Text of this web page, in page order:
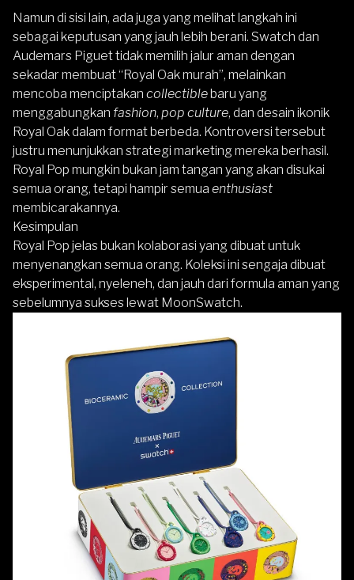
Namun di sisi lain, ada juga yang melihat langkah ini
sebagai keputusan yang jauh lebih berani. Swatch dan
Audemars Piguet tidak memilih jalur aman dengan
sekadar membuat “Royal Oak murah”, melainkan
mencoba menciptakan collectiblebaru yang
menggabungkan fashion, pop culture, dan desain ikonik
Royal Oak dalam format berbeda. Kontroversi tersebut
justru menunjukkan strategi marketing mereka berhasil.
Royal Pop mungkin bukan jam tangan yang akan disukai
semua orang, tetapi hampir semua enthusiast
membicarakannya.
Kesimpulan
Royal Pop jelas bukan kolaborasi yang dibuat untuk
menyenangkan semua orang. Koleksi ini sengaja dibuat
eksperimental, nyeleneh, dan jauh dari formula aman yang
sebelumnya sukses lewat MoonSwatch.